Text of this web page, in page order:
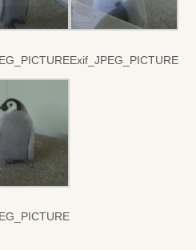
Exif_JPEG_PICTURE